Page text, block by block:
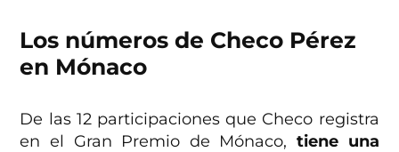
Los números de Checo Pérez
en Mónaco
De las 12 participaciones que Checo registra
en el Gran Premio de Mónaco, tiene una